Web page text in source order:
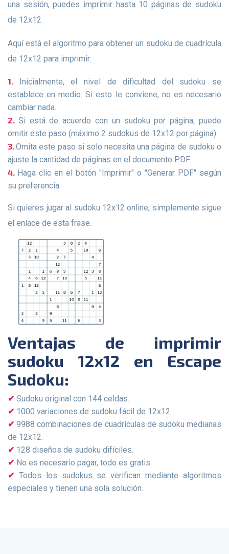
una sesión, puedes imprimir hasta 10 páginas de sudoku
de 12x12.
Aquí está el algoritmo para obtener un sudoku de cuadrícula
de 12x12 para imprimir:
Inicialmente, el nivel de dificultad del sudoku se
establece en medio. Si esto le conviene, no es necesario
cambiar nada.
Si está de acuerdo con un sudoku por página, puede
omitir este paso (máximo 2 sudokus de 12x12 por página).
Omita este paso si solo necesita una página de sudoku o
ajuste la cantidad de páginas en el documento PDF.
Haga clic en el botón "Imprimir" o "Generar PDF" según
su preferencia.
Si quieres jugar al sudoku 12x12 online, simplemente sigue
el enlace de esta frase.
Ventajas de imprimir
sudoku 12x12 en Escape
Sudoku:
Sudoku original con 144 celdas.
1000 variaciones de sudoku fácil de 12x12.
9988 combinaciones de cuadrículas de sudoku medianas
de 12x12.
128 diseños de sudoku difíciles.
No es necesario pagar, todo es gratis.
Todos los sudokus se verifican mediante algoritmos
especiales y tienen una sola solución.